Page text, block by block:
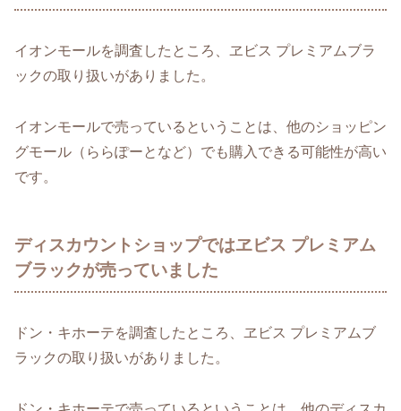
イオンモールを調査したところ、ヱビス プレミアムブラ
ックの取り扱いがありました。
イオンモールで売っているということは、他のショッピン
グモール（ららぽーとなど）でも購入できる可能性が高い
です。
ディスカウントショップではヱビス プレミアム
ブラックが売っていました
ドン・キホーテを調査したところ、ヱビス プレミアムブ
ラックの取り扱いがありました。